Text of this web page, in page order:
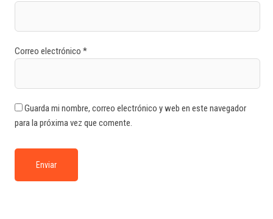
Correo electrónico *
Guarda mi nombre, correo electrónico y web en este navegador
para la próxima vez que comente.